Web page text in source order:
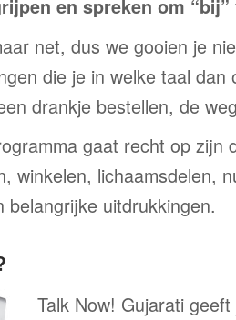
en spreken om
net, dus we gooien je
die je in welke taal dan
drankje bestellen, de
gaat recht op zijn
winkelen, lichaamsdelen,
belangrijke uitdrukkingen.
Talk Now! Gujarati